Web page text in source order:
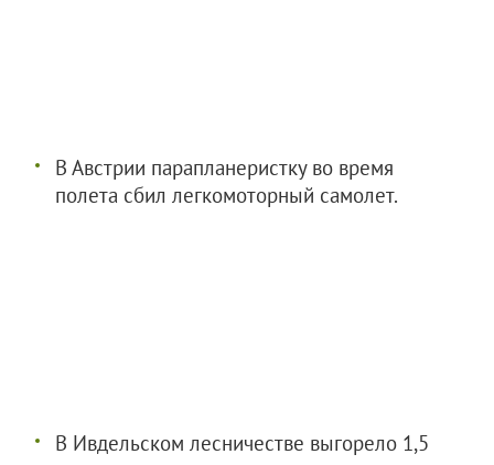
В Австрии парапланеристку во время
полета сбил легкомоторный самолет.
В Ивдельском лесничестве выгорело 1,5